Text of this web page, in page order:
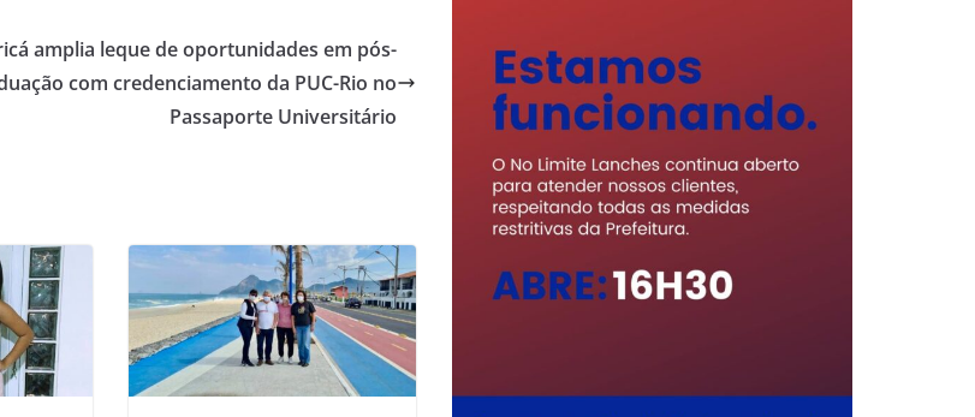
amplia leque de oportunidades em pós-
com credenciamento da PUC-Rio no
Passaporte Universitário